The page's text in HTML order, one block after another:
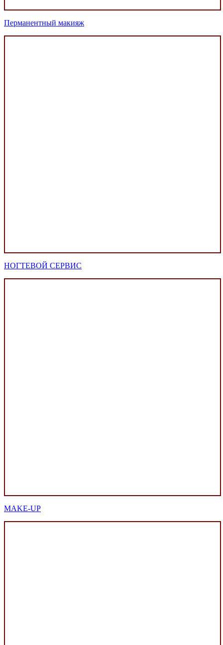
Перманентный макияж
НОГТЕВОЙ СЕРВИС
MAKE-UP